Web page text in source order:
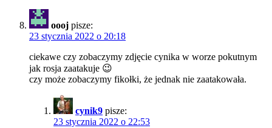
oooj pisze:
23 stycznia 2022 o 20:18
ciekawe czy zobaczymy zdjęcie cynika w worze pokutnym
jak rosja zaatakuje 😉
czy może zobaczymy fikołki, że jednak nie zaatakowała.
cynik9 pisze:
23 stycznia 2022 o 22:53